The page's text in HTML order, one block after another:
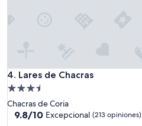
e
n
t
e
4. Lares de Chacras
Lares de Chacras
Propiedad
de
3.5
Chacras de Coria
9.8
9.8/10 Excepcional (213 opiniones)